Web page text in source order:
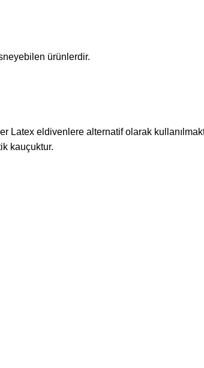
ürünlerdir.
Latex eldivenlere alternatif olarak
kauçuktur.